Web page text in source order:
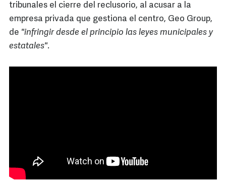
tribunales el cierre del reclusorio, al acusar a la
empresa privada que gestiona el centro, Geo Group,
de "infringir desde el principio las leyes municipales y
estatales".